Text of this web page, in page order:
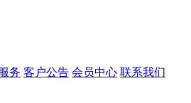
务 客户公告 会员中心 联系我们